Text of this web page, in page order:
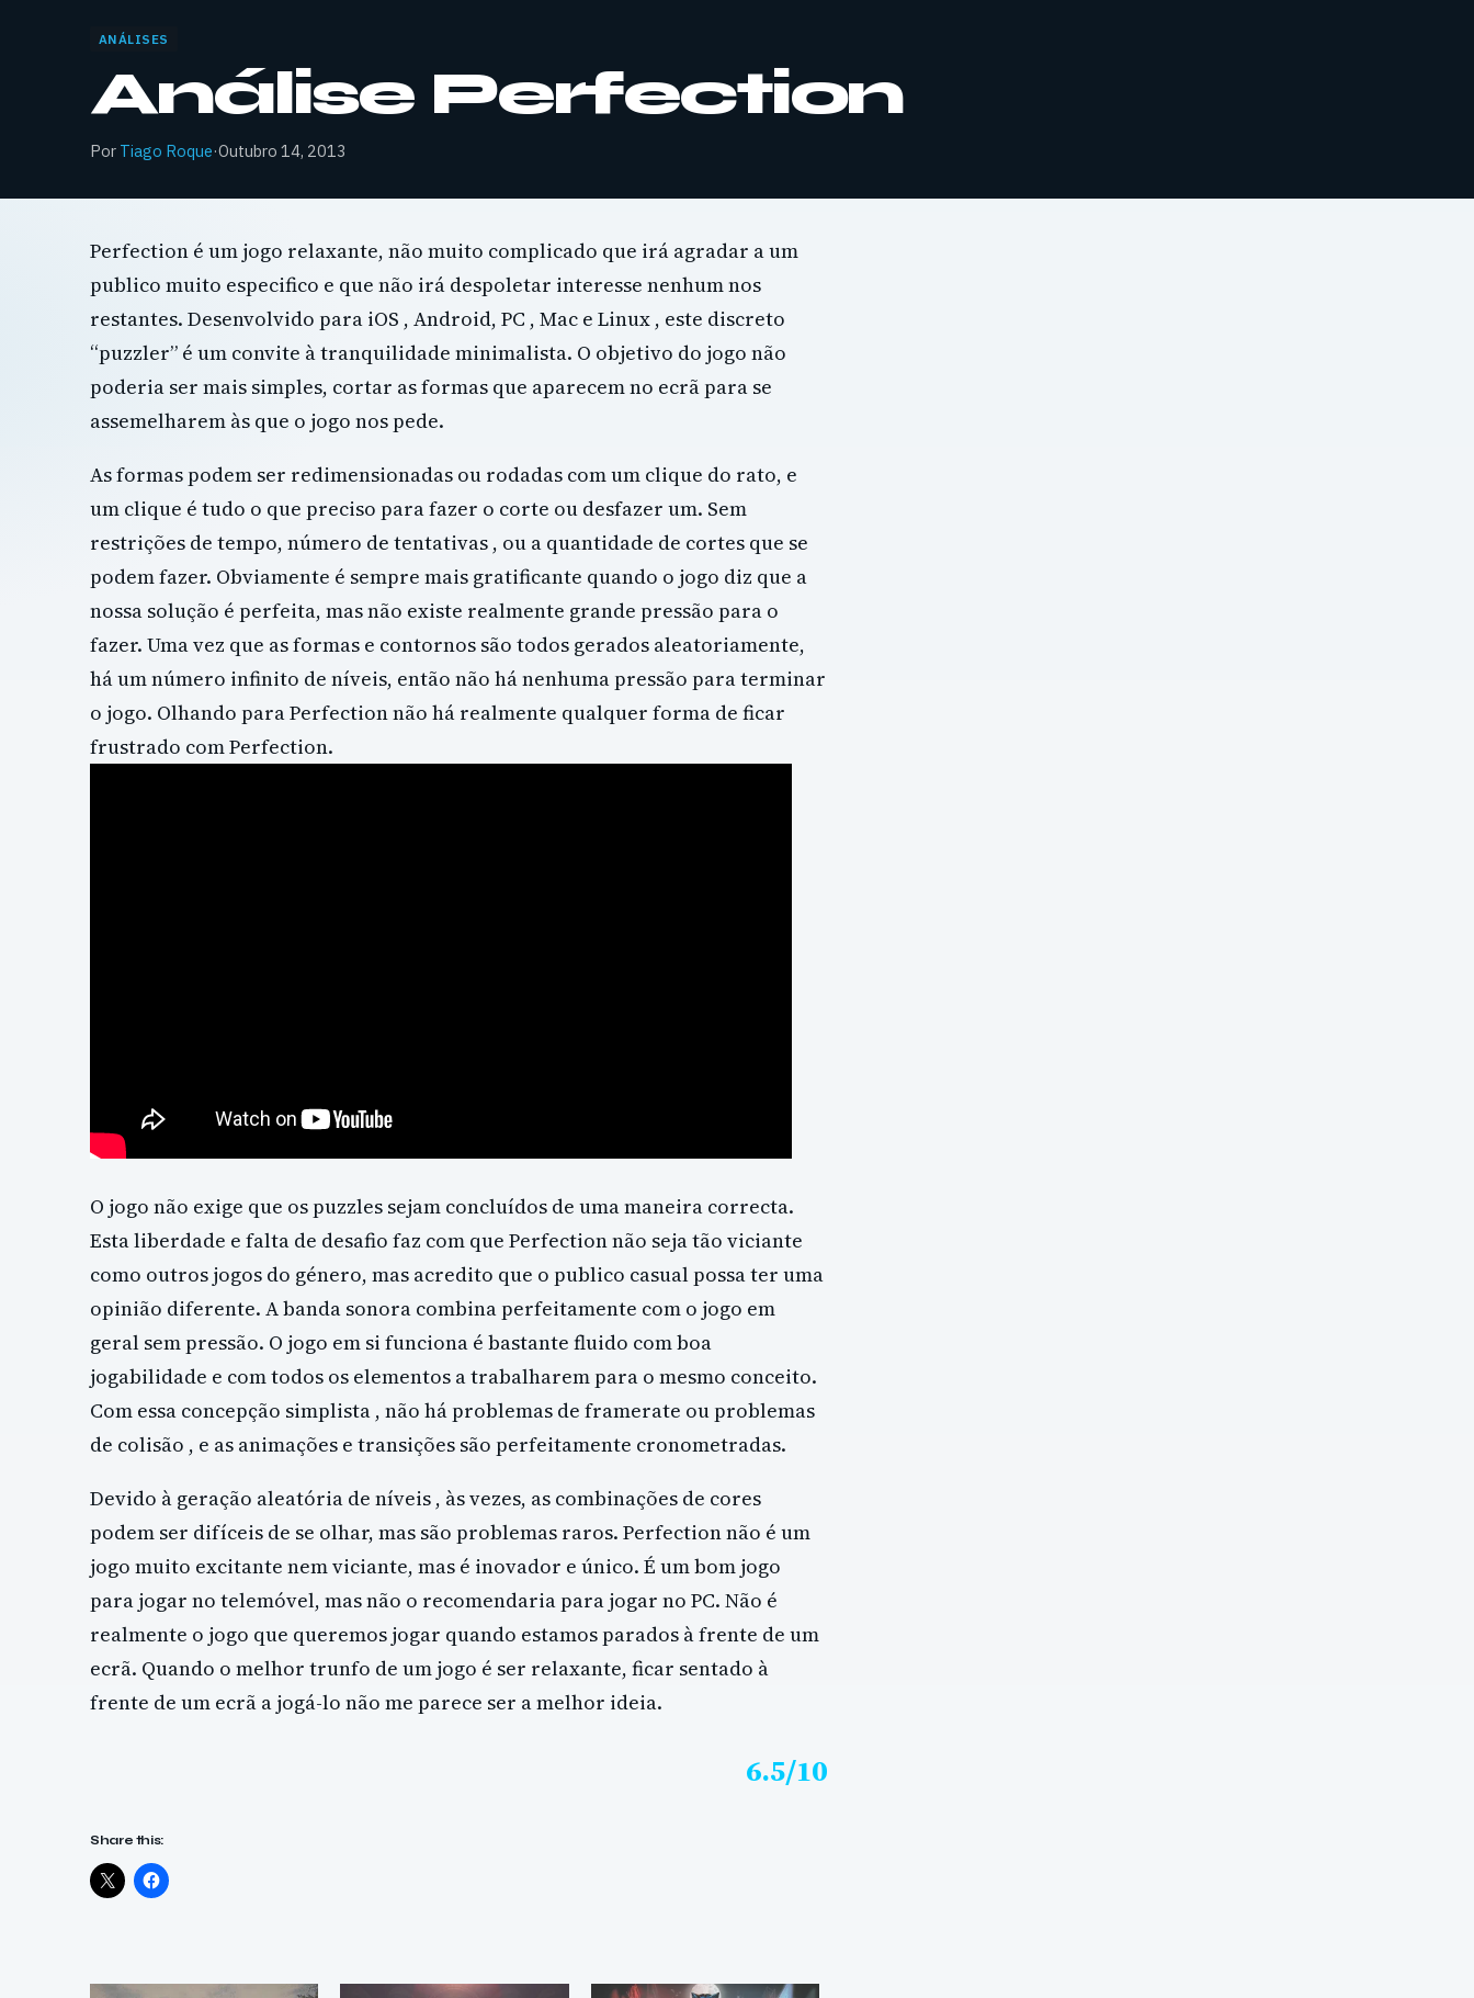
ANÁLISES
Análise Perfection
Por Tiago Roque·Outubro 14, 2013
Perfection é um jogo relaxante, não muito complicado que irá agradar a um
publico muito especifico e que não irá despoletar interesse nenhum nos
restantes. Desenvolvido para iOS , Android, PC , Mac e Linux , este discreto
“puzzler” é um convite à tranquilidade minimalista. O objetivo do jogo não
poderia ser mais simples, cortar as formas que aparecem no ecrã para se
assemelharem às que o jogo nos pede.
As formas podem ser redimensionadas ou rodadas com um clique do rato, e
um clique é tudo o que preciso para fazer o corte ou desfazer um. Sem
restrições de tempo, número de tentativas , ou a quantidade de cortes que se
podem fazer. Obviamente é sempre mais gratificante quando o jogo diz que a
nossa solução é perfeita, mas não existe realmente grande pressão para o
fazer. Uma vez que as formas e contornos são todos gerados aleatoriamente,
há um número infinito de níveis, então não há nenhuma pressão para terminar
o jogo. Olhando para Perfection não há realmente qualquer forma de ficar
frustrado com Perfection.
O jogo não exige que os puzzles sejam concluídos de uma maneira correcta.
Esta liberdade e falta de desafio faz com que Perfection não seja tão viciante
como outros jogos do género, mas acredito que o publico casual possa ter uma
opinião diferente. A banda sonora combina perfeitamente com o jogo em
geral sem pressão. O jogo em si funciona é bastante fluido com boa
jogabilidade e com todos os elementos a trabalharem para o mesmo conceito.
Com essa concepção simplista , não há problemas de framerate ou problemas
de colisão , e as animações e transições são perfeitamente cronometradas.
Devido à geração aleatória de níveis , às vezes, as combinações de cores
podem ser difíceis de se olhar, mas são problemas raros. Perfection não é um
jogo muito excitante nem viciante, mas é inovador e único. É um bom jogo
para jogar no telemóvel, mas não o recomendaria para jogar no PC. Não é
realmente o jogo que queremos jogar quando estamos parados à frente de um
ecrã. Quando o melhor trunfo de um jogo é ser relaxante, ficar sentado à
frente de um ecrã a jogá-lo não me parece ser a melhor ideia.
6.5/10
Share this: